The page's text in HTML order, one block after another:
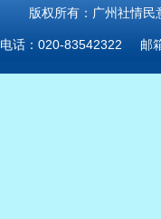
版权所有：广州社情民
电话：020-83542322 邮